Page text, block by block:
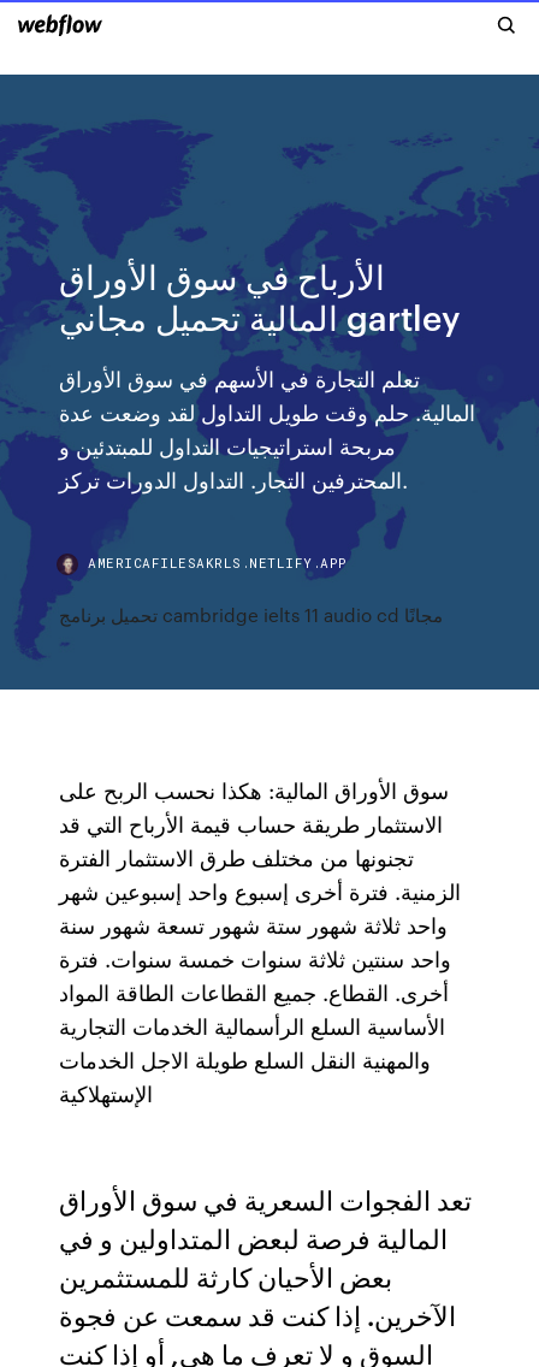
الأرباح في سوق الأوراق
المالية تحميل مجاني gartley
تعلم التجارة في الأسهم في سوق الأوراق
المالية. حلم وقت طويل التداول لقد وضعت عدة
مربحة استراتيجيات التداول للمبتدئين و
المحترفين التجار. التداول الدورات تركز.
AMERICAFILESAKRLS.NETLIFY.APP
تحميل برنامج cambridge ielts 11 audio cd مجانًا
سوق الأوراق المالية: هكذا نحسب الربح على
الاستثمار طريقة حساب قيمة الأرباح التي قد
تجنونها من مختلف طرق الاستثمار الفترة
الزمنية. فترة أخرى إسبوع واحد إسبوعين شهر
واحد ثلاثة شهور ستة شهور تسعة شهور سنة
واحد سنتين ثلاثة سنوات خمسة سنوات. فترة
أخرى. القطاع. جميع القطاعات الطاقة المواد
الأساسية السلع الرأسمالية الخدمات التجارية
والمهنية النقل السلع طويلة الاجل الخدمات
الإستهلاكية
تعد الفجوات السعرية في سوق الأوراق
المالية فرصة لبعض المتداولين و في
بعض الأحيان كارثة للمستثمرين
الآخرين. إذا كنت قد سمعت عن فجوة
السوق و لا تعرف ما هي, أو إذا كنت